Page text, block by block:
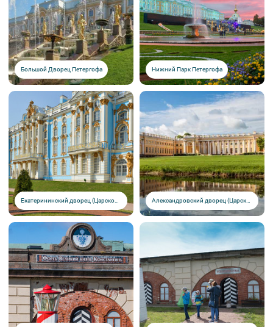
Большой Дворец Петергофа Нижний Парк Петергофа
Екатерининский дворец (Царское село) Александровский дворец (Царское село)